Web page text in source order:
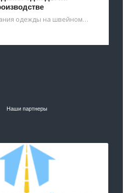
одежды на швейном…
Наши партнеры